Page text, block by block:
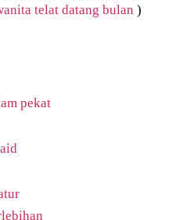
telat datang bulan )
pekat